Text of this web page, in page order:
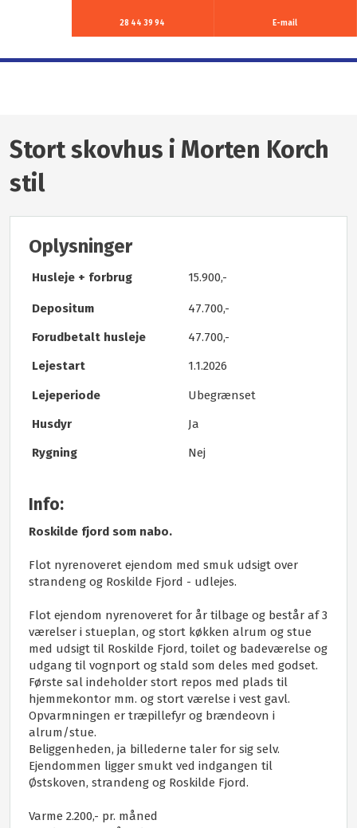
28 44 39 94​ E-mail
Stort skovhus i Morten Korch
stil
Oplysninger
Husleje + forbrug ​15.900,-
​Depositum 47.700,-
Forudbetalt husleje 47.700,-
Lejestart 1.1.2026
Lejeperiode​ Ubegrænset
Husdyr Ja
Rygning Nej
​Info:
Roskilde fjord som nabo.
Flot nyrenoveret ejendom med smuk udsigt over
strandeng og Roskilde Fjord - udlejes.
Flot ejendom nyrenoveret for år tilbage og består af 3
værelser i stueplan, og stort køkken alrum og stue
med udsigt til Roskilde Fjord, toilet og badeværelse og
udgang til vognport og stald som deles med godset.
Første sal indeholder stort repos med plads til
hjemmekontor mm. og stort værelse i vest gavl.
Opvarmningen er træpillefyr og brændeovn i
alrum/stue.
Beliggenheden, ja billederne taler for sig selv.
Ejendommen ligger smukt ved indgangen til
Østskoven, strandeng og Roskilde Fjord.
Varme 2.200,- pr. måned